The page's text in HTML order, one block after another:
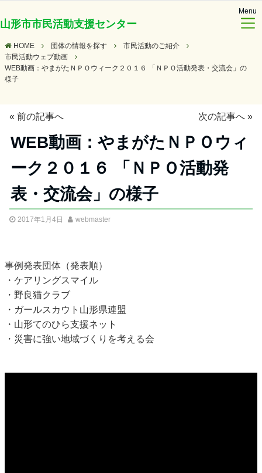
山形市市民活動支援センター
Menu
HOME 団体の情報を探す
市民活動のご紹介
市民活動ウェブ動画
WEB動画：やまがたＮＰＯウィーク２０１６ 「ＮＰＯ活動発表・交流会」の
様子
« 前の記事へ 次の記事へ »
WEB動画：やまがたＮＰＯウィ
ーク２０１６ 「ＮＰＯ活動発
表・交流会」の様子
2017年1月4日 webmaster
事例発表団体（発表順）
・ケアリングスマイル
・野良猫クラブ
・ガールスカウト山形県連盟
・山形てのひら支援ネット
・災害に強い地域づくりを考える会